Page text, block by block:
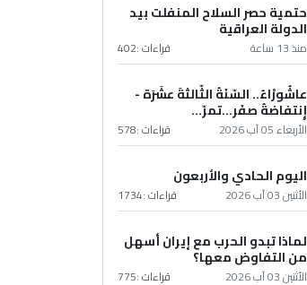
حتمية حصر السلاح المنفلت بيد
الدولة العراقية
منذ 13 ساعة قراءات :402
عاشُورْاءُ.. السّنَةُ الثّالثةَ عشَرَة -
إِنتفاضةُ صفَر…تمرّ...
الأربعاء 05 آب 2026 قراءات :578
اليوم الحادي والأربعون
الأثنين 03 آب 2026 قراءات :1734
لماذا تبدو الحرب مع إيران أسهل
من التفاوض معها؟
الأثنين 03 آب 2026 قراءات :775